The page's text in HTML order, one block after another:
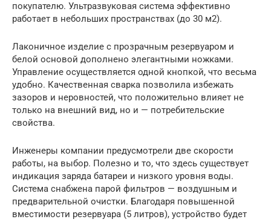
покупателю. Ультразвуковая система эффективно
работает в небольших пространствах (до 30 м2).
Лаконичное изделие с прозрачным резервуаром и
белой основой дополнено элегантными ножками.
Управление осуществляется одной кнопкой, что весьма
удобно. Качественная сварка позволила избежать
зазоров и неровностей, что положительно влияет не
только на внешний вид, но и — потребительские
свойства.
Инженеры компании предусмотрели две скорости
работы, на выбор. Полезно и то, что здесь существует
индикация заряда батареи и низкого уровня воды.
Система снабжена парой фильтров — воздушным и
предварительной очистки. Благодаря повышенной
вместимости резервуара (5 литров), устройство будет